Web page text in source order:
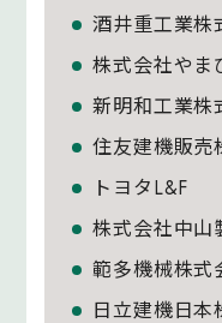
酒井重工業株
株式会社やま
新明和工業株
住友建機販売
トヨタL&F
株式会社中山
範多機械株式
日立建機日本